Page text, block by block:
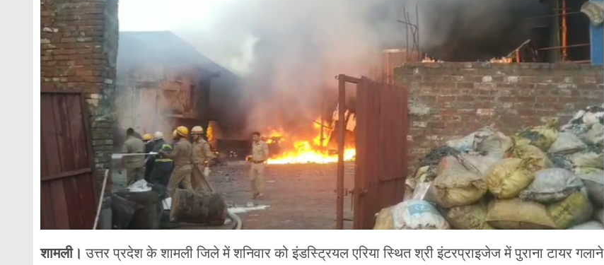
शामली।उत्तर प्रदेश के शामली जिले में शनिवार को इंडस्ट्रियल एरिया स्थित श्री इंटरप्राइजेज में पुराना टायर गलाने